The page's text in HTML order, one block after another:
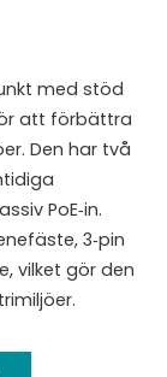
med stöd
att förbättra
Den har två
PoE‑in.
3‑pin
vilket gör den